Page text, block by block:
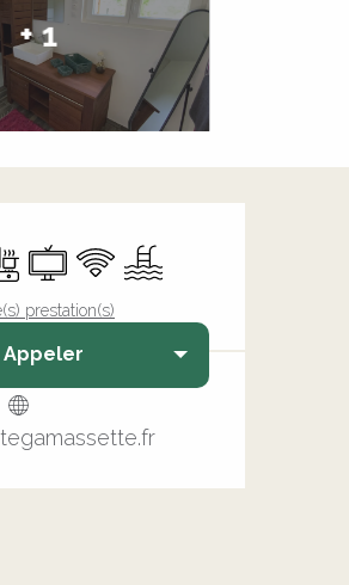
+ 1
de cuisson
Télévision
WiFi Piscine
prestation(s)
Appeler